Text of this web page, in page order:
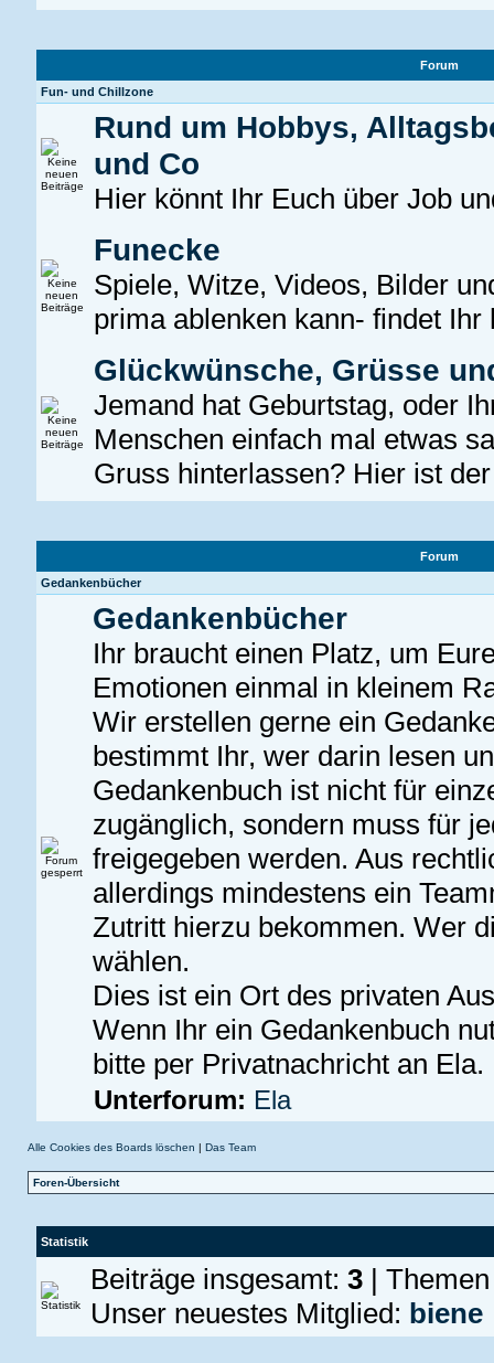
Forum
Fun- und Chillzone
Rund um Hobbys,
und Co
Hier könnt Ihr Euch über Job
Funecke
Spiele, Witze, Videos, Bilder
prima ablenken kann- findet Ihr
Glückwünsche, Grüsse
Jemand hat Geburtstag, oder
Menschen einfach mal etwas
Gruss hinterlassen? Hier ist
Forum
Gedankenbücher
Gedankenbücher
Ihr braucht einen Platz, um
Emotionen einmal in kleinem
Wir erstellen gerne ein
bestimmt Ihr, wer darin lesen
Gedankenbuch ist nicht für
zugänglich, sondern muss für
freigegeben werden. Aus
allerdings mindestens ein
Zutritt hierzu bekommen. Wer
wählen.
Dies ist ein Ort des privaten
Wenn Ihr ein Gedankenbuch
bitte per Privatnachricht an Ela.
Unterforum: Ela
Alle Cookies des Boards löschen | Das Team
Foren-Übersicht
Statistik
Beiträge insgesamt: 3|
Unser neuestes Mitglied: biene